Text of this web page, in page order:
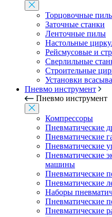
Торцовочные
Заточные станки
Ленточные пилы
Настольные
Рейсмусовые и
Сверлильные
Строительные
Установки
Пневмо инструмент
Пневмо инструмент
Компрессоры
Пневматические
Пневматические
Пневматические
Пневматические
машины
Пневматические
Пневматические
Наборы
Пневматические
Пневматические